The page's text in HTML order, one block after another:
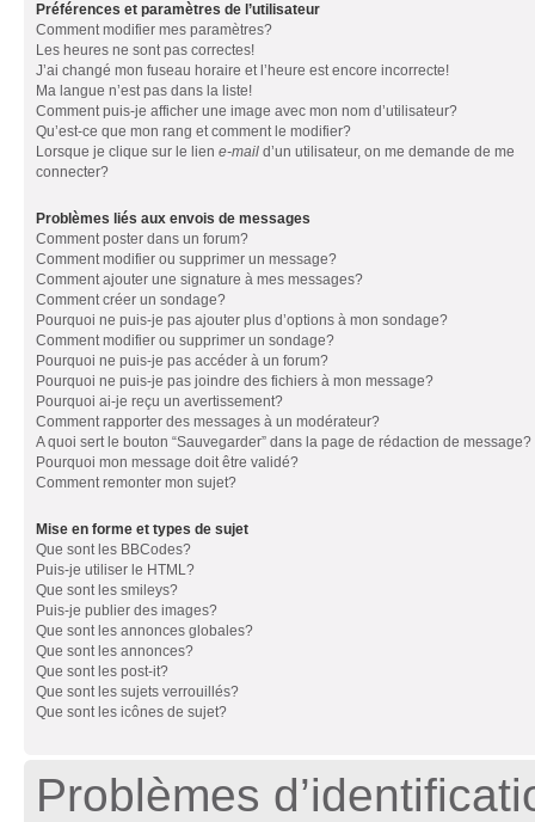
Préférences et paramètres de l’utilisateur
Comment modifier mes paramètres?
Les heures ne sont pas correctes!
J’ai changé mon fuseau horaire et l’heure est encore incorrecte!
Ma langue n’est pas dans la liste!
Comment puis-je afficher une image avec mon nom d’utilisateur?
Qu’est-ce que mon rang et comment le modifier?
Lorsque je clique sur le lien e-mail d’un utilisateur, on me demande de me
connecter?
Problèmes liés aux envois de messages
Comment poster dans un forum?
Comment modifier ou supprimer un message?
Comment ajouter une signature à mes messages?
Comment créer un sondage?
Pourquoi ne puis-je pas ajouter plus d’options à mon sondage?
Comment modifier ou supprimer un sondage?
Pourquoi ne puis-je pas accéder à un forum?
Pourquoi ne puis-je pas joindre des fichiers à mon message?
Pourquoi ai-je reçu un avertissement?
Comment rapporter des messages à un modérateur?
A quoi sert le bouton “Sauvegarder” dans la page de rédaction de message?
Pourquoi mon message doit être validé?
Comment remonter mon sujet?
Mise en forme et types de sujet
Que sont les BBCodes?
Puis-je utiliser le HTML?
Que sont les smileys?
Puis-je publier des images?
Que sont les annonces globales?
Que sont les annonces?
Que sont les post-it?
Que sont les sujets verrouillés?
Que sont les icônes de sujet?
Problèmes